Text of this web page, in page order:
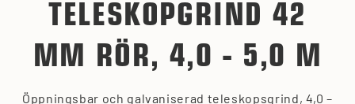
TELESKOPGRIND 42
MM RÖR, 4,0 - 5,0 M
Öppningsbar och galvaniserad teleskopsgrind, 4,0 –